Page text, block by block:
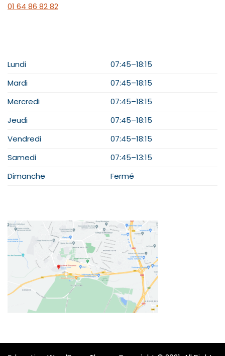
01 64 86 82 82
Lundi
07:45–18:15
Mardi
07:45–18:15
Mercredi
07:45–18:15
Jeudi
07:45–18:15
Vendredi
07:45–18:15
Samedi
07:45–13:15
Dimanche
Fermé